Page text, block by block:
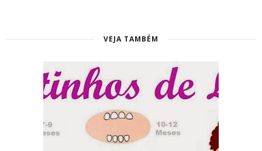
VEJA TAMBÉM